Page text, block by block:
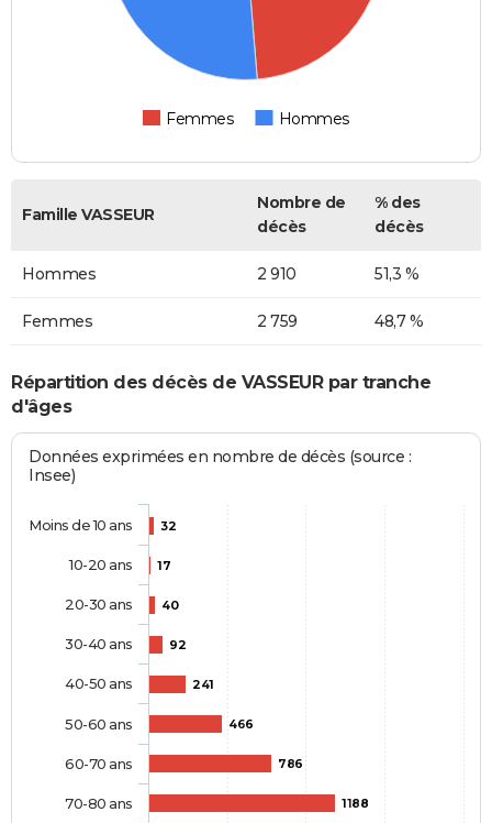
Femmes Hommes
Famille VASSEUR
Nombre de
décès
% des
décès
Hommes 2 910 51,3 %
Femmes 2 759 48,7 %
Répartition des décès de VASSEUR par tranche
d'âges
Données exprimées en nombre de décès (source :
Insee)
32
17
40
92
241
466
786
1188
Moins de 10 ans
10-20 ans
20-30 ans
30-40 ans
40-50 ans
50-60 ans
60-70 ans
70-80 ans